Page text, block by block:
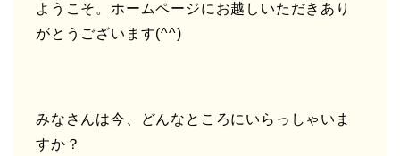
ようこそ。ホームページにお越しいただきあり
がとうございます(^^)
みなさんは今、どんなところにいらっしゃいま
すか？